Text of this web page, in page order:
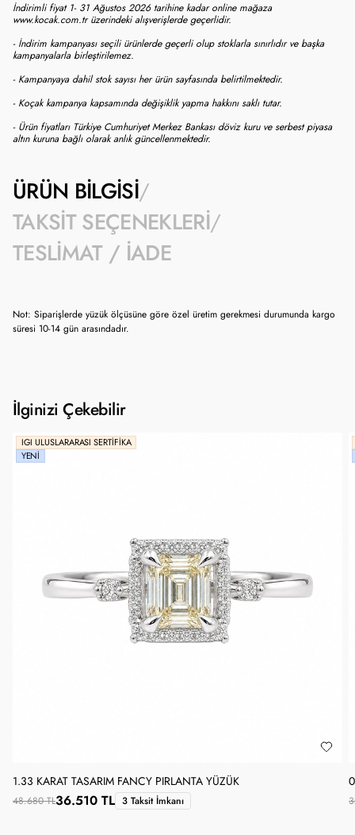
İndirimli fiyat 1- 31 Ağustos 2026 tarihine kadar online mağaza
www.kocak.com.tr üzerindeki alışverişlerde geçerlidir.
- İndirim kampanyası seçili ürünlerde geçerli olup stoklarla sınırlıdır ve başka
kampanyalarla birleştirilemez.
- Kampanyaya dahil stok sayısı her ürün sayfasında belirtilmektedir.
- Koçak kampanya kapsamında değişiklik yapma hakkını saklı tutar.
- Ürün fiyatları Türkiye Cumhuriyet Merkez Bankası döviz kuru ve serbest piyasa
altın kuruna bağlı olarak anlık güncellenmektedir.
ÜRÜN BILGISI
TAKSIT SEÇENEKLERI
TESLIMAT / İADE
Not: Siparişlerde yüzük ölçüsüne göre özel üretim gerekmesi durumunda kargo
süresi 10-14 gün arasındadır.
İlginizi Çekebilir
IGI ULUSLARARASI SERTIFIKA
YENI
1.33 KARAT TASARIM FANCY PIRLANTA YÜZÜK
48.680 TL36.510 TL 3 Taksit İmkanı